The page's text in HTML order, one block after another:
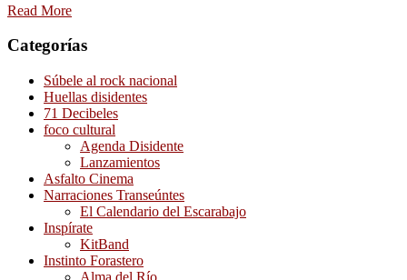
Read More
Categorías
Súbele al rock nacional
Huellas disidentes
71 Decibeles
foco cultural
Agenda Disidente
Lanzamientos
Asfalto Cinema
Narraciones Transeúntes
El Calendario del Escarabajo
Inspírate
KitBand
Instinto Forastero